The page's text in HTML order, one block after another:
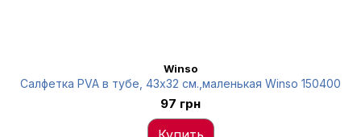
Winso
Салфетка PVA в тубе, 43x32 см.,маленькая Winso 150400
97 грн